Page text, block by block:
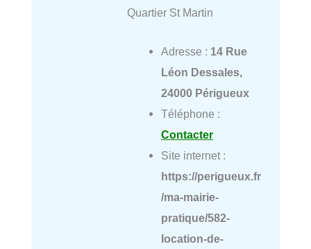
Quartier St Martin
Adresse : 14 Rue
Léon Dessales,
24000 Périgueux
Téléphone :
Contacter
Site internet :
https://perigueux.fr
/ma-mairie-
pratique/582-
location-de-